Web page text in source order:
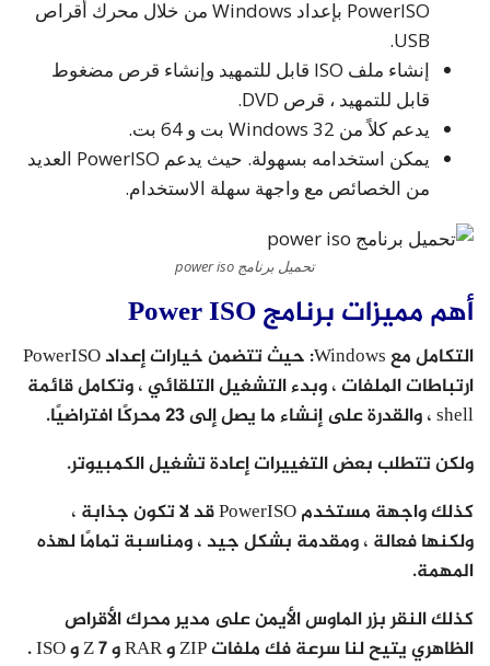
PowerISO بإعداد Windows من خلال محرك أقراص
USB.
إنشاء ملف ISO قابل للتمهيد وإنشاء قرص مضغوط
قابل للتمهيد ، قرص DVD.
يدعم كلاً من Windows 32 بت و 64 بت.
يمكن استخدامه بسهولة. حيث يدعم PowerISO العديد
من الخصائص مع واجهة سهلة الاستخدام.
تحميل برنامج power iso
أهم مميزات برنامج Power ISO
التكامل مع Windows: حيث تتضمن خيارات إعداد PowerISO
ارتباطات الملفات ، وبدء التشغيل التلقائي ، وتكامل قائمة
shell ، والقدرة على إنشاء ما يصل إلى 23 محركًا افتراضيًا.
ولكن تتطلب بعض التغييرات إعادة تشغيل الكمبيوتر.
كذلك واجهة مستخدم PowerISO قد لا تكون جذابة ،
ولكنها فعالة ، ومقدمة بشكل جيد ، ومناسبة تمامًا لهذه
المهمة.
كذلك النقر بزر الماوس الأيمن على مدير محرك الأقراص
الظاهري يتيح لنا سرعة فك ملفات ZIP و RAR و 7 Z و ISO .